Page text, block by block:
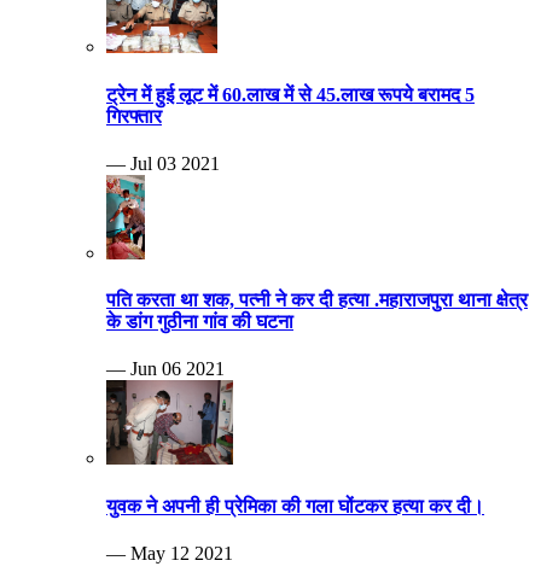
ट्रेन में हुई लूट में 60.लाख में से 45.लाख रूपये बरामद 5
गिरफ्तार
— Jul 03 2021
पति करता था शक, पत्नी ने कर दी हत्या .महाराजपुरा थाना क्षेत्र
के डांग गुठीना गांव की घटना
— Jun 06 2021
युवक ने अपनी ही प्रेमिका की गला घोंटकर हत्या कर दी।
— May 12 2021